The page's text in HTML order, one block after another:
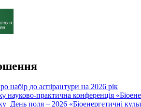
до аспірантури на 2026 рік
у науково-практична конференція
День поля – 2026 «Біоенергетичні